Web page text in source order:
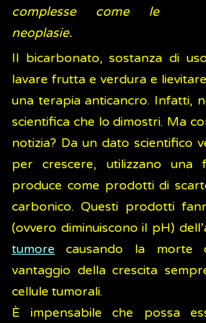
complesse come le
neoplasie.
Il bicarbonato, sostanza di
lavare frutta e verdura e
una terapia anticancro. Infatti,
scientifica che lo dimostri. Ma
notizia? Da un dato scientifico
per crescere, utilizzano una
produce come prodotti di
carbonico. Questi prodotti
(ovvero diminuiscono il pH)
tumore
causando la morte
vantaggio della crescita
cellule tumorali.
È impensabile che possa